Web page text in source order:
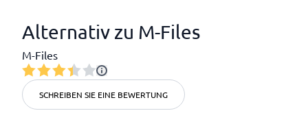
Alternativ zu M-Files
M-Files
SCHREIBEN SIE EINE BEWERTUNG